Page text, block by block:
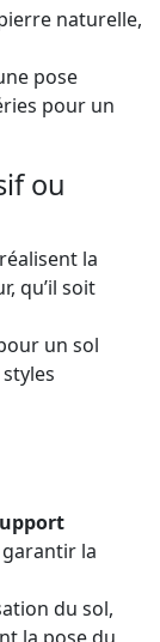
naturelle,
pose
pour un
ou
réalisent la
qu’il soit
un sol
la
du sol,